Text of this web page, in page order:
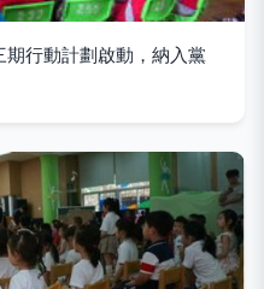
行動計劃啟動，納入黨